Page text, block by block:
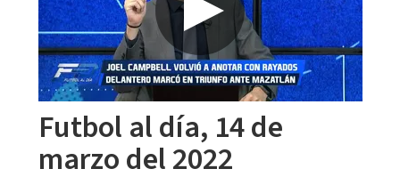
Futbol al día, 14 de
marzo del 2022